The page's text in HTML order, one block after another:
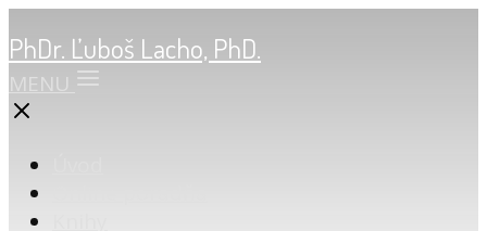
PhDr. Ľuboš Lacho, PhD.
MENU